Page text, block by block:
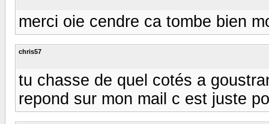
merci oie cendre ca tombe bien
chris57
tu chasse de quel cotés a
repond sur mon mail c est juste